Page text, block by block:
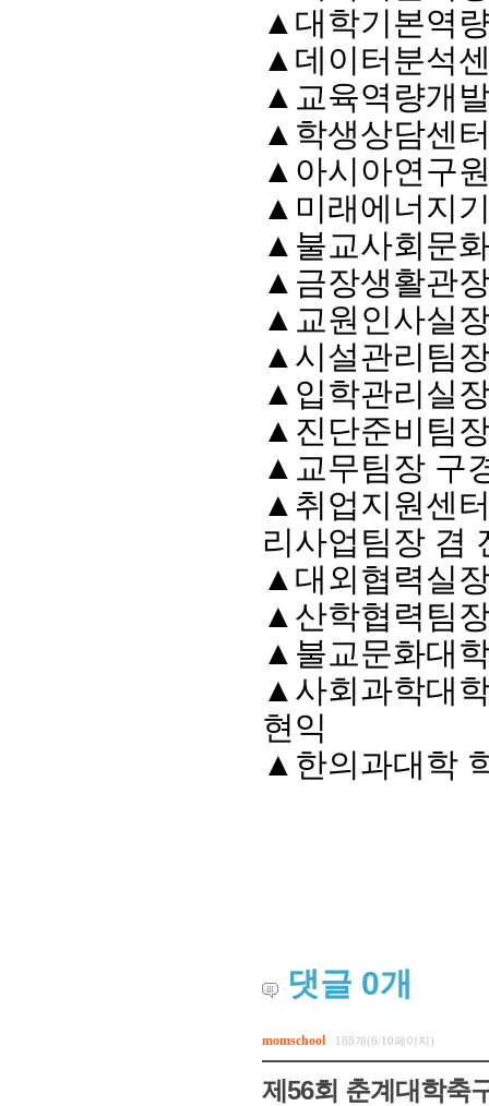
▲ 대학기본역
▲ 데이터분석
▲ 교육역량개
▲ 학생상담센
▲ 아시아연구
▲ 미래에너지
▲ 불교사회문
▲ 금장생활관
▲ 교원인사실
▲ 시설관리팀
▲ 입학관리실
▲ 진단준비팀
▲ 교무팀장 구
▲ 취업지원센
리사업팀장 겸
▲ 대외협력실
▲ 산학협력팀
▲ 불교문화대
▲ 사회과학대
현익
▲ 한의과대학
댓글 0개
momschool 188개(6/10페이지)
제56회 춘계대학축